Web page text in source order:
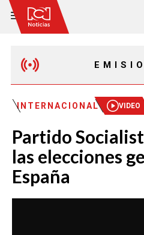
EMISIÓN
EMISIÓN
INTERNACIONAL VIDEO
Partido
las elecciones
España